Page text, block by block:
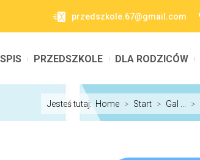
przedszkole.67@gmail.com
PRZEDSZKOLE DLA RODZICÓW
Jesteś tutaj: Home > Start > Gal ... >